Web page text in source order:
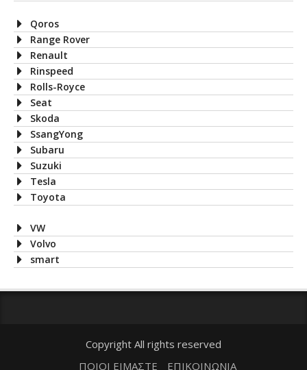
Qoros
Range Rover
Renault
Rinspeed
Rolls-Royce
Seat
Skoda
SsangYong
Subaru
Suzuki
Tesla
Toyota
VW
Volvo
smart
Copyright All rights reserved
ΠΟΙΟΙ ΕΙΜΑΣΤΕ
ΕΠΙΚΟΙΝΩΝΙΑ